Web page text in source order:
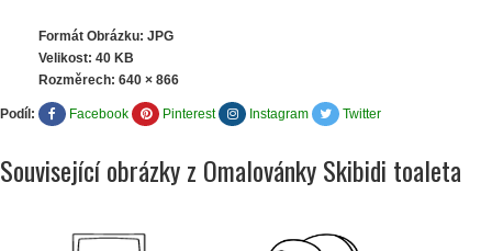
Formát Obrázku: JPG
Velikost: 40 KB
Rozměrech: 640 × 866
Podíl: Facebook Pinterest Instagram Twitter
Související obrázky z Omalovánky Skibidi toaleta